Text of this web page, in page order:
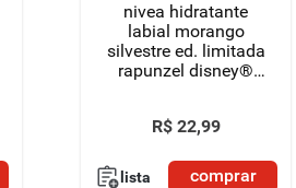
nivea hidratante
labial morango
silvestre ed. limitada
rapunzel disney®
R$ 22,99
lista comprar